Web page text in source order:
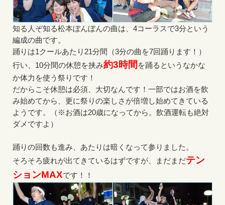
知る人ぞ知る松本ぼんぼんの曲は、4コーラスで3分という
編成の曲です。
踊りは1クールあたり21分間（3分の曲を7回踊ります！）
行い、10分間の休憩を挟み約3時間 を踊るというなかな
か体力を使う祭りです！
だからこそ休憩は必須、大切なんです！一部ではお酒を飲
み始めてから、更に祭りの楽しさが倍増し始めてきている
ようです。（※お酒は20歳になってから。飲酒運転も絶対
ダメですよ）
踊りの回数も進み、あたりは暗くなって参りました。
そろそろ疲れが出てきているはずですが、まだまだテン
ションMAXです！！